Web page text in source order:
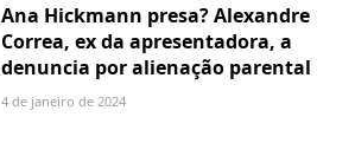
Ana Hickmann presa? Alexandre
Correa, ex da apresentadora, a
denuncia por alienação parental
4 de janeiro de 2024